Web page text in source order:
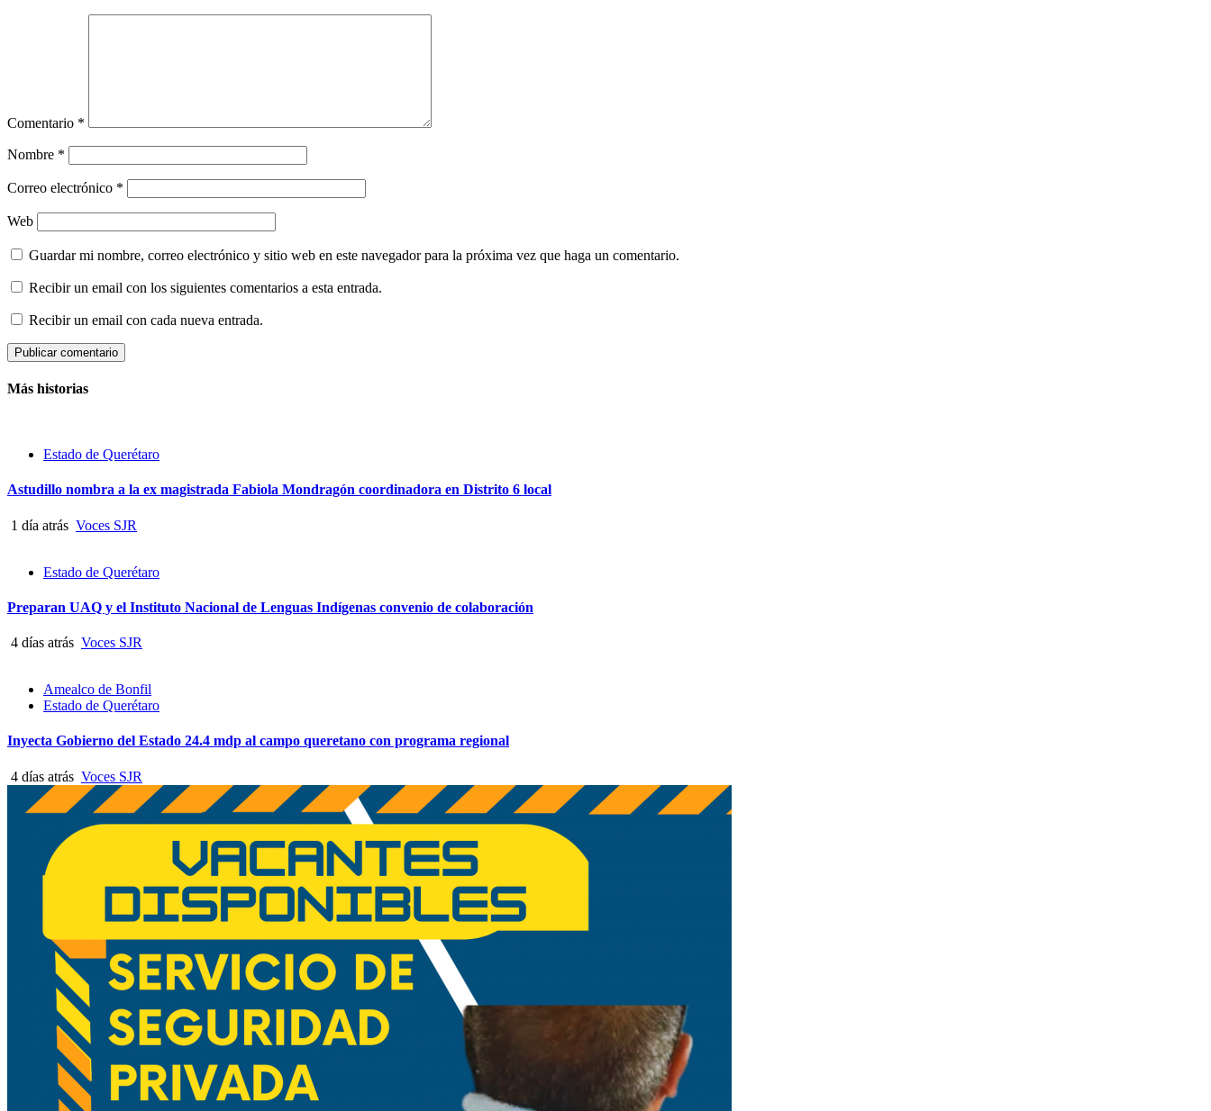
Comentario *
Nombre *
Correo electrónico *
Web
Guardar mi nombre, correo electrónico y sitio web en este navegador para la próxima vez que haga un comentario.
Recibir un email con los siguientes comentarios a esta entrada.
Recibir un email con cada nueva entrada.
Más historias
Estado de Querétaro
Astudillo nombra a la ex magistrada Fabiola Mondragón coordinadora en Distrito 6 local
1 día atrás Voces SJR
Estado de Querétaro
Preparan UAQ y el Instituto Nacional de Lenguas Indígenas convenio de colaboración
4 días atrás Voces SJR
Amealco de Bonfil
Estado de Querétaro
Inyecta Gobierno del Estado 24.4 mdp al campo queretano con programa regional
4 días atrás Voces SJR